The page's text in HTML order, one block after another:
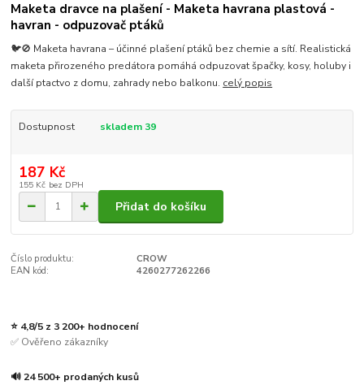
Maketa dravce na plašení - Maketa havrana plastová -
havran - odpuzovač ptáků
🐦🚫 Maketa havrana – účinné plašení ptáků bez chemie a sítí. Realistická
maketa přirozeného predátora pomáhá odpuzovat špačky, kosy, holuby i
další ptactvo z domu, zahrady nebo balkonu. celý popis
Dostupnost skladem 39
187 Kč
155 Kč bez DPH
Přidat do košíku
Číslo produktu:
CROW
EAN kód:
4260277262266
⭐ 4,8/5 z 3 200+ hodnocení
✅ Ověřeno zákazníky
🔊 24 500+ prodaných kusů